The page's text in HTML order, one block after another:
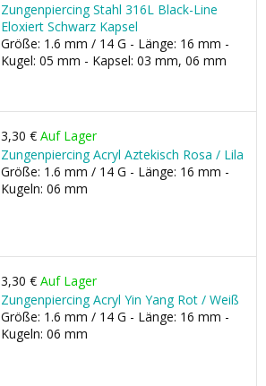
Zungenpiercing Stahl 316L Black-Line
Eloxiert Schwarz Kapsel
Größe: 1.6 mm / 14 G - Länge: 16 mm -
Kugel: 05 mm - Kapsel: 03 mm, 06 mm
3,30 € Auf Lager
Zungenpiercing Acryl Aztekisch Rosa / Lila
Größe: 1.6 mm / 14 G - Länge: 16 mm -
Kugeln: 06 mm
3,30 € Auf Lager
Zungenpiercing Acryl Yin Yang Rot / Weiß
Größe: 1.6 mm / 14 G - Länge: 16 mm -
Kugeln: 06 mm